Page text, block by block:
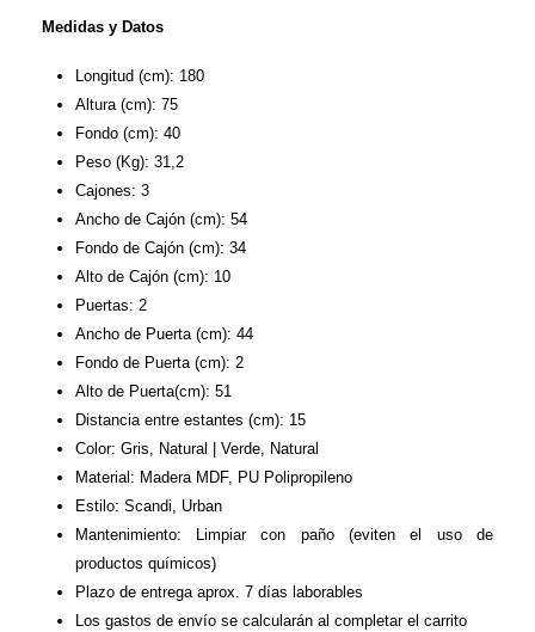
Medidas y Datos
Longitud (cm): 180
Altura (cm): 75
Fondo (cm): 40
Peso (Kg): 31,2
Cajones: 3
Ancho de Cajón (cm): 54
Fondo de Cajón (cm): 34
Alto de Cajón (cm): 10
Puertas: 2
Ancho de Puerta (cm): 44
Fondo de Puerta (cm): 2
Alto de Puerta(cm): 51
Distancia entre estantes (cm): 15
Color: Gris, Natural | Verde, Natural
Material: Madera MDF, PU Polipropileno
Estilo: Scandi, Urban
Mantenimiento: Limpiar con paño (eviten el uso de
productos químicos)
Plazo de entrega aprox. 7 días laborables
Los gastos de envío se calcularán al completar el carrito